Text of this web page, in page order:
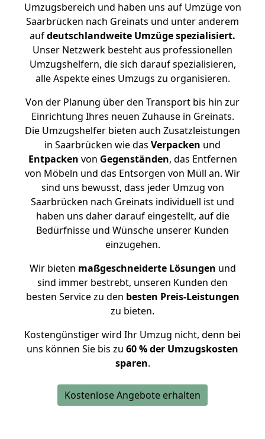
Umzugsbereich und haben uns auf Umzüge von
Saarbrücken nach Greinats und unter anderem
aufdeutschlandweite Umzüge spezialisiert.
Unser Netzwerk besteht aus professionellen
Umzugshelfern, die sich darauf spezialisieren,
alle Aspekte eines Umzugs zu organisieren.
Von der Planung über den Transport bis hin zur
Einrichtung Ihres neuen Zuhause in Greinats.
Die Umzugshelfer bieten auch Zusatzleistungen
in Saarbrücken wie das Verpacken und
Entpacken von Gegenständen, das Entfernen
von Möbeln und das Entsorgen von Müll an. Wir
sind uns bewusst, dass jeder Umzug von
Saarbrücken nach Greinats individuell ist und
haben uns daher darauf eingestellt, auf die
Bedürfnisse und Wünsche unserer Kunden
einzugehen.
Wir bieten maßgeschneiderte Lösungen und
sind immer bestrebt, unseren Kunden den
besten Service zu den besten Preis-Leistungen
zu bieten.
Kostengünstiger wird Ihr Umzug nicht, denn bei
uns können Sie bis zu 60 % der Umzugskosten
sparen.
Kostenlose Angebote erhalten